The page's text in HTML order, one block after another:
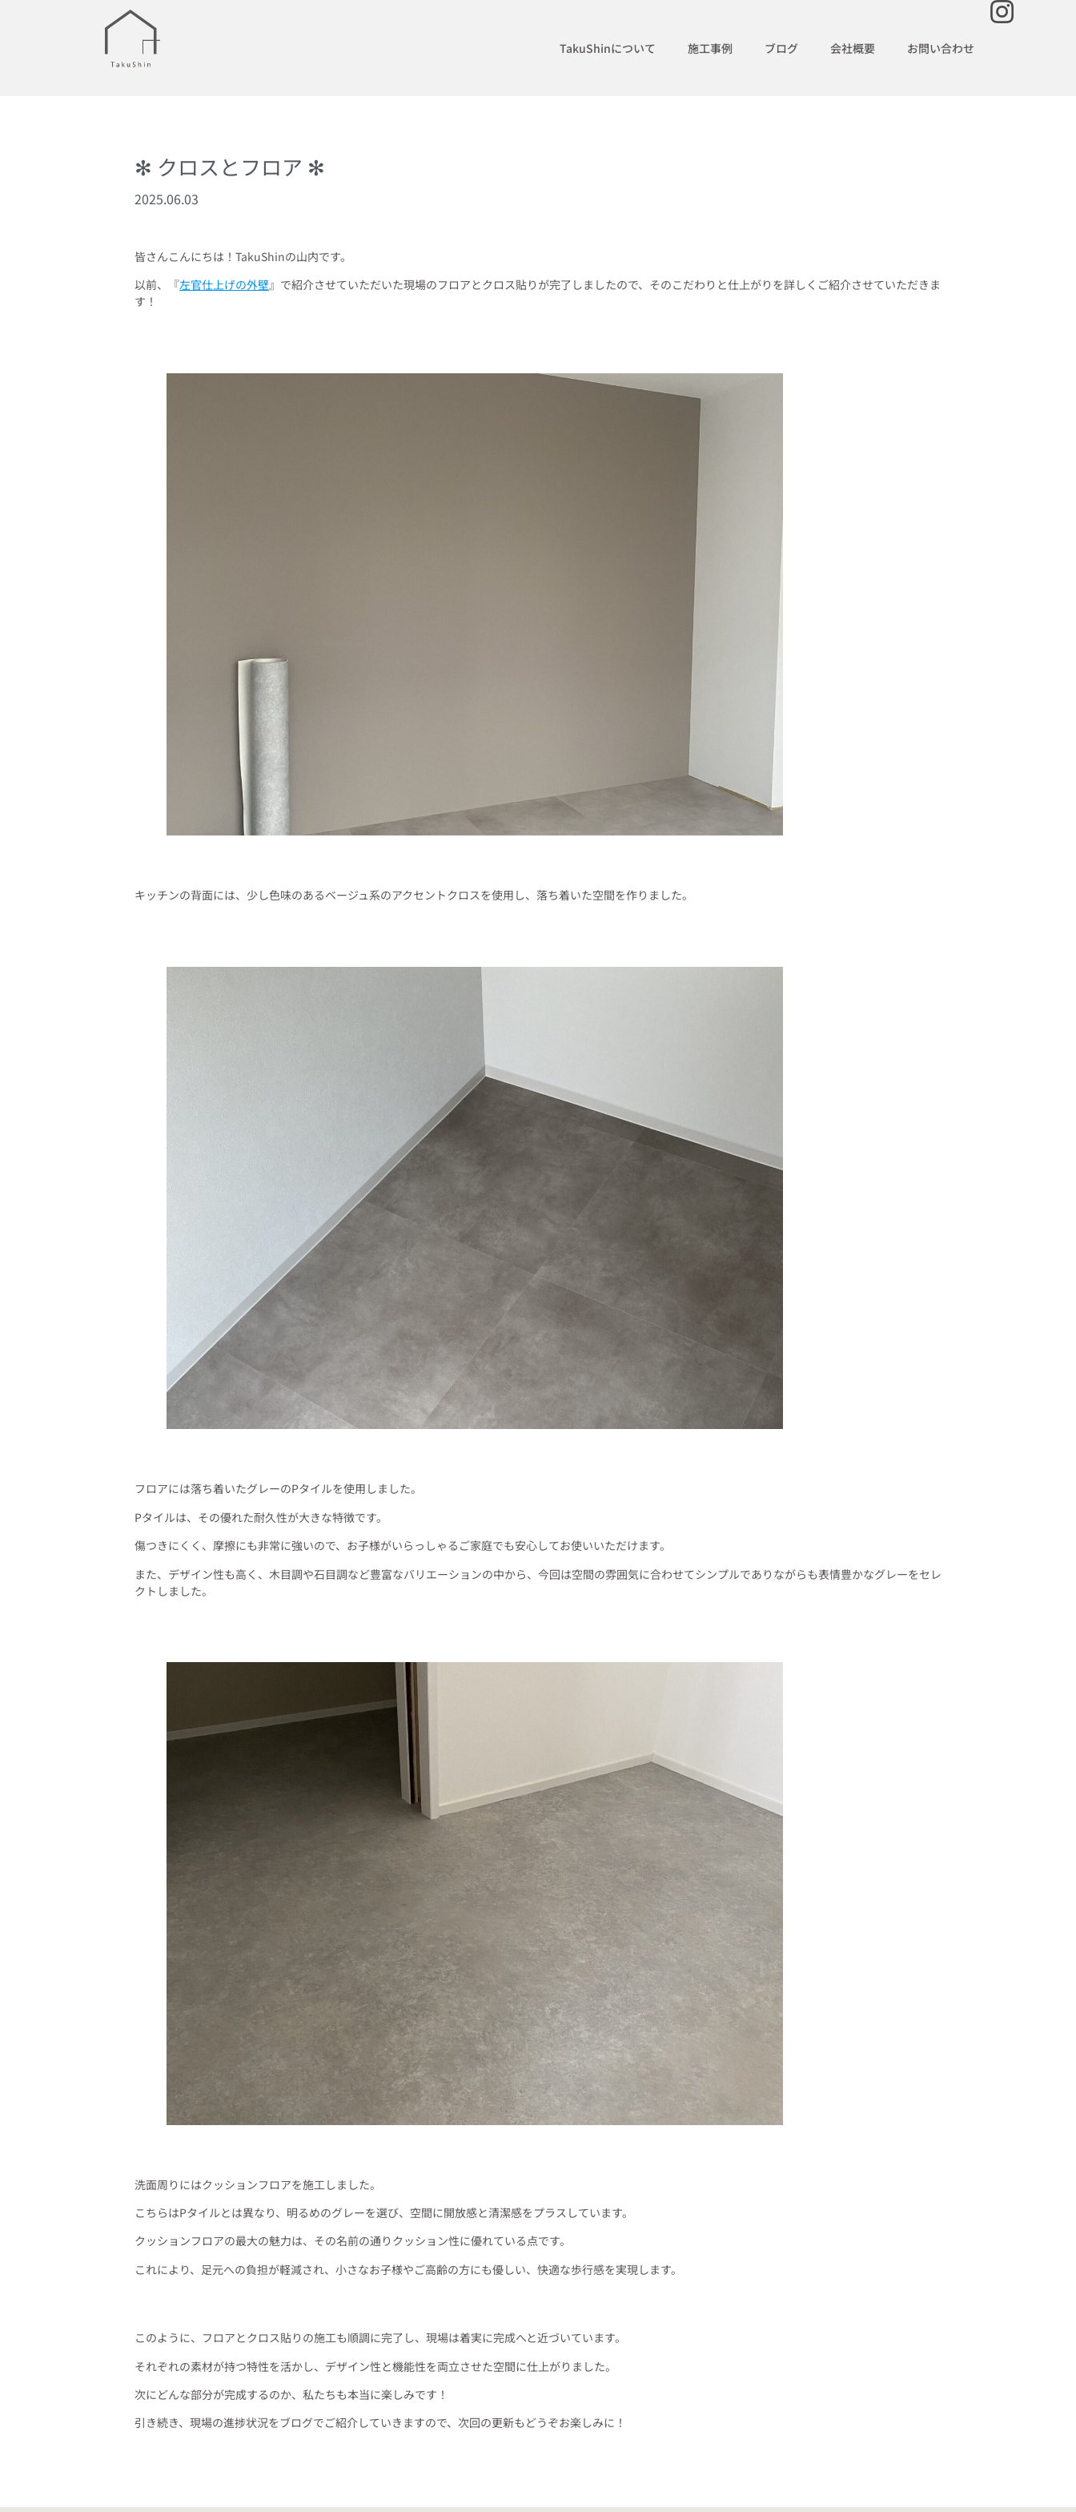
TakuShinについて 施工事例 ブログ 会社概要 お問い合わせ
✻ クロスとフロア ✻
2025.06.03
皆さんこんにちは！TakuShinの山内です。
以前、『左官仕上げの外壁』で紹介させていただいた現場のフロアとクロス貼りが完了しましたので、そのこだわりと仕上がりを詳しくご紹介させていただきま
す！
キッチンの背面には、少し色味のあるベージュ系のアクセントクロスを使用し、落ち着いた空間を作りました。
フロアには落ち着いたグレーのPタイルを使用しました。
Pタイルは、その優れた耐久性が大きな特徴です。
傷つきにくく、摩擦にも非常に強いので、お子様がいらっしゃるご家庭でも安心してお使いいただけます。
また、デザイン性も高く、木目調や石目調など豊富なバリエーションの中から、今回は空間の雰囲気に合わせてシンプルでありながらも表情豊かなグレーをセレ
クトしました。
洗面周りにはクッションフロアを施工しました。
こちらはPタイルとは異なり、明るめのグレーを選び、空間に開放感と清潔感をプラスしています。
クッションフロアの最大の魅力は、その名前の通りクッション性に優れている点です。
これにより、足元への負担が軽減され、小さなお子様やご高齢の方にも優しい、快適な歩行感を実現します。
このように、フロアとクロス貼りの施工も順調に完了し、現場は着実に完成へと近づいています。
それぞれの素材が持つ特性を活かし、デザイン性と機能性を両立させた空間に仕上がりました。
次にどんな部分が完成するのか、私たちも本当に楽しみです！
引き続き、現場の進捗状況をブログでご紹介していきますので、次回の更新もどうぞお楽しみに！